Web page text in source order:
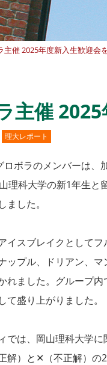
主催 2025年度新入生歓迎会
主催
理大レポート
ボラのメンバーは、
理科大学の新1年生と
ました。
イスブレイクとして
ップル、ドリアン、
れました。グループ
て盛り上がりました。
では、岡山理科大学
解）と✕（不正解）の